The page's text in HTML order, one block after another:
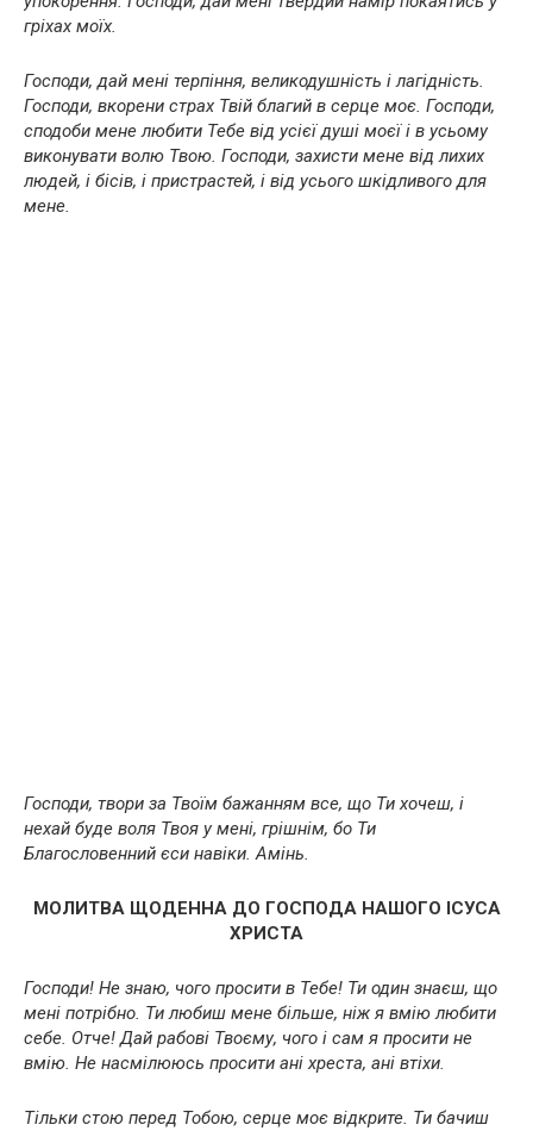
гріхах моїх.
Господи, дай мені терпіння, великодушність і лагідність.
Господи, вкорени страх Твій благий в серце моє. Господи,
сподоби мене любити Тебе від усієї душі моєї і в усьому
виконувати волю Твою. Господи, захисти мене від лихих
людей, і бісів, і пристрастей, і від усього шкідливого для
мене.
Господи, твори за Твоїм бажанням все, що Ти хочеш, і
нехай буде воля Твоя у мені, грішнім, бо Ти
Благословенний єси навіки. Амінь.
МОЛИТВА ЩОДЕННА ДО ГОСПОДА НАШОГО ІСУСА
ХРИСТА
Господи! Не знаю, чого просити в Тебе! Ти один знаєш, що
мені потрібно. Ти любиш мене більше, ніж я вмію любити
себе. Отче! Дай рабові Твоєму, чого і сам я просити не
вмію. Не насмілююсь просити ані хреста, ані втіхи.
Тільки стою перед Тобою, серце моє відкрите. Ти бачиш